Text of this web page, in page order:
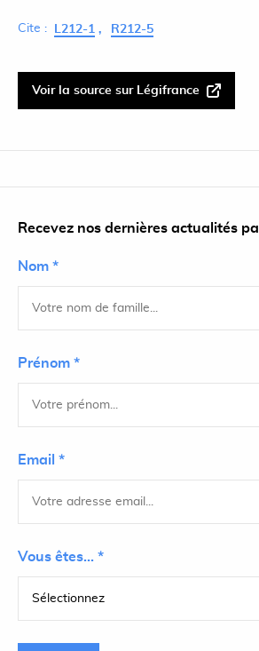
Cite : L212-1 R212-5
Voir la source sur Légifrance
Recevez nos dernières actualités
Nom *
Prénom *
Email *
Vous êtes... *